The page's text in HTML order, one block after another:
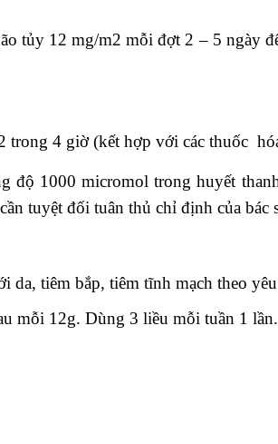
tủy 12 mg/m2 mỗi đợt 2 – 5 ngày
trong 4 giờ (kết hợp với các thuốc
độ 1000 micromol trong huyết
tuyệt đối tuân thủ chỉ định của bác
tiêm bắp, tiêm tĩnh mạch theo
mỗi 12g. Dùng 3 liều mỗi tuần 1 lần.